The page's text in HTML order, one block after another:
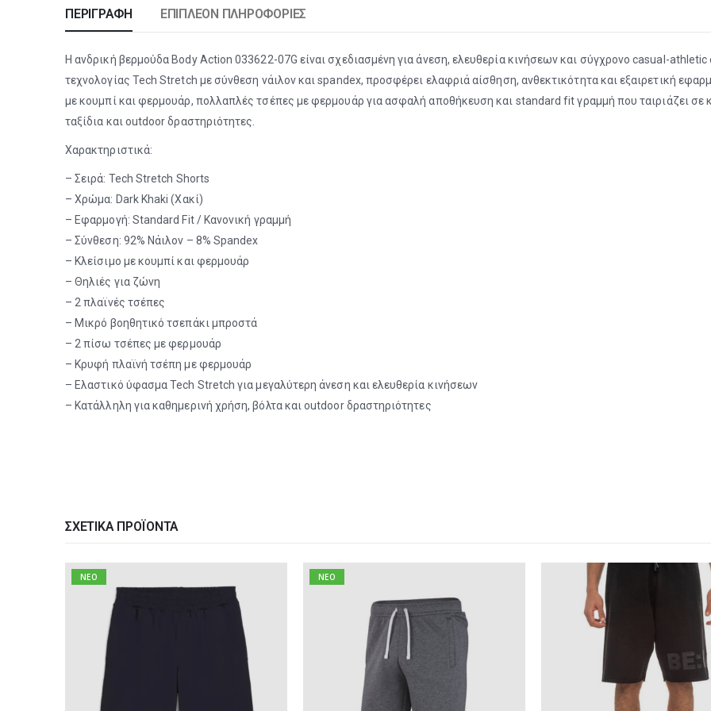
ΠΕΡΙΓΡΑΦΉ ΕΠΙΠΛΈΟΝ ΠΛΗΡΟΦΟΡΊΕΣ
Η ανδρική βερμούδα Body Action 033622-07G είναι σχεδιασμένη για άνεση, ελευθερία κινήσεων και σύγχρονο casual-
τεχνολογίας Tech Stretch με σύνθεση νάιλον και spandex, προσφέρει ελαφριά αίσθηση, ανθεκτικότητα και εξαιρετική
με κουμπί και φερμουάρ, πολλαπλές τσέπες με φερμουάρ για ασφαλή αποθήκευση και standard fit γραμμή που ταιριάζει σε
ταξίδια και outdoor δραστηριότητες.
Χαρακτηριστικά:
– Σειρά: Tech Stretch Shorts
– Χρώμα: Dark Khaki (Χακί)
– Εφαρμογή: Standard Fit / Κανονική γραμμή
– Σύνθεση: 92% Νάιλον – 8% Spandex
– Κλείσιμο με κουμπί και φερμουάρ
– Θηλιές για ζώνη
– 2 πλαϊνές τσέπες
– Μικρό βοηθητικό τσεπάκι μπροστά
– 2 πίσω τσέπες με φερμουάρ
– Κρυφή πλαϊνή τσέπη με φερμουάρ
– Ελαστικό ύφασμα Tech Stretch για μεγαλύτερη άνεση και ελευθερία κινήσεων
– Κατάλληλη για καθημερινή χρήση, βόλτα και outdoor δραστηριότητες
ΣΧΕΤΙΚΆ ΠΡΟΪΌΝΤΑ
NEO NEO